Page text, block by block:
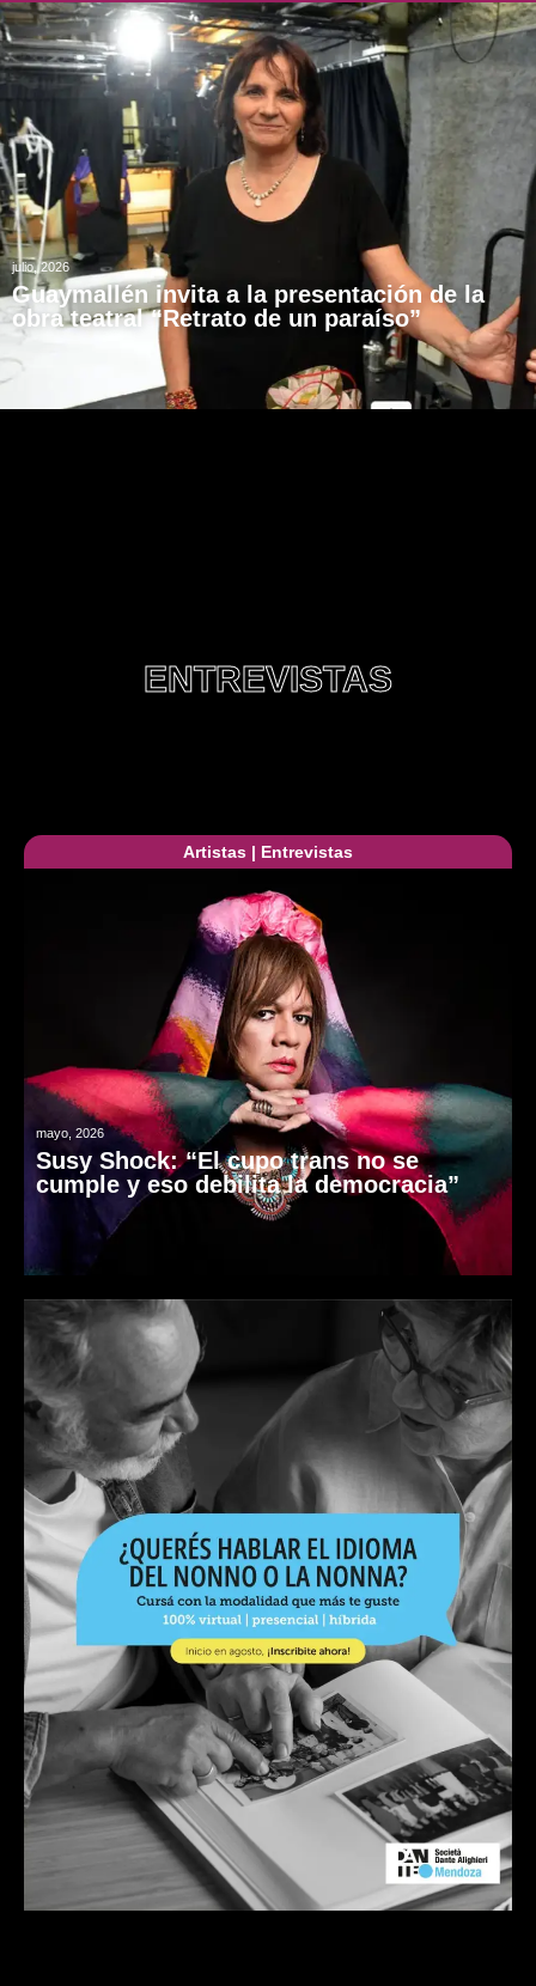
julio, 2026
Guaymallén invita a la presentación de la
obra teatral “Retrato de un paraíso”
ENTREVISTAS
Artistas | Entrevistas
mayo, 2026
Susy Shock: “El cupo trans no se
cumple y eso debilita la democracia”